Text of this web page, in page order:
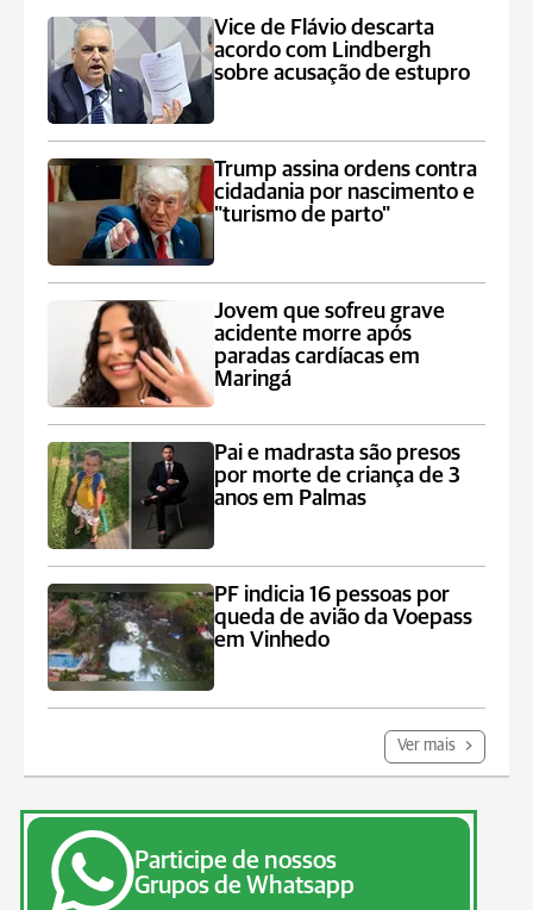
Vice de Flávio descarta
acordo com Lindbergh
sobre acusação de estupro
Trump assina ordens contra
cidadania por nascimento e
"turismo de parto"
Jovem que sofreu grave
acidente morre após
paradas cardíacas em
Maringá
Pai e madrasta são presos
por morte de criança de 3
anos em Palmas
PF indicia 16 pessoas por
queda de avião da Voepass
em Vinhedo
Ver mais
Participe de nossos
Grupos de Whatsapp